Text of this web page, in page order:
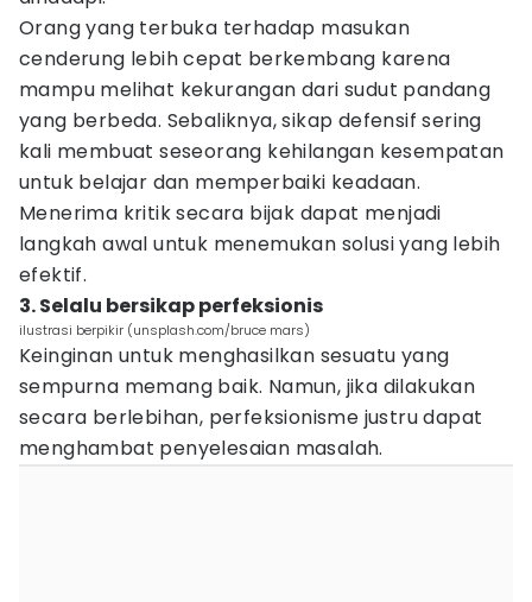
Orang yang terbuka terhadap masukan
cenderung lebih cepat berkembang karena
mampu melihat kekurangan dari sudut pandang
yang berbeda. Sebaliknya, sikap defensif sering
kali membuat seseorang kehilangan kesempatan
untuk belajar dan memperbaiki keadaan.
Menerima kritik secara bijak dapat menjadi
langkah awal untuk menemukan solusi yang lebih
efektif.
3. Selalu bersikap perfeksionis
ilustrasi berpikir (unsplash.com/bruce mars)
Keinginan untuk menghasilkan sesuatu yang
sempurna memang baik. Namun, jika dilakukan
secara berlebihan, perfeksionisme justru dapat
menghambat penyelesaian masalah.